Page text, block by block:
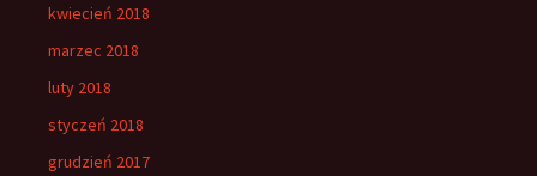
kwiecień 2018
marzec 2018
luty 2018
styczeń 2018
grudzień 2017